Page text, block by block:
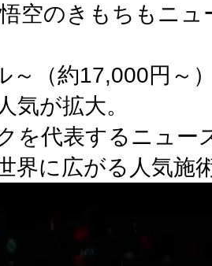
空のきもちもニュ
～（約17,000円～
気が拡大。
を代表するニュー
界に広がる人気施